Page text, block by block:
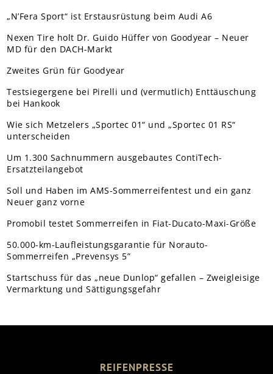
„N’Fera Sport“ ist Erstausrüstung beim Audi A6
Nexen Tire holt Dr. Guido Hüffer von Goodyear – Neuer
MD für den DACH-Markt
Zweites Grün für Goodyear
Testsiegergene bei Pirelli und (vermutlich) Enttäuschung
bei Hankook
Wie sich Metzelers „Sportec 01“ und „Sportec 01 RS“
unterscheiden
Um 1.300 Sachnummern ausgebautes ContiTech-
Ersatzteilangebot
Soll und Haben im AMS-Sommerreifentest und ein ganz
Neuer ganz vorne
Promobil testet Sommerreifen in Fiat-Ducato-Maxi-Größe
50.000-km-Laufleistungsgarantie für Norauto-
Sommerreifen „Prevensys 5”
Startschuss für das „neue Dunlop“ gefallen – Zweigleisige
Vermarktung und Sättigungsgefahr
REIFENPRESSE